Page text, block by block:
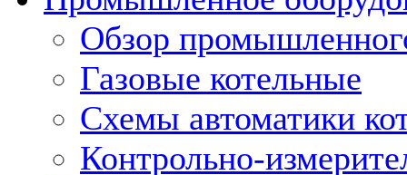
Обзор
Газовые котельные
Схемы автоматики
Контрольно-